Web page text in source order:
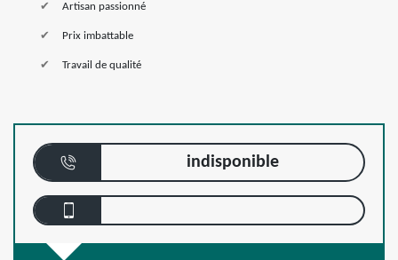
Artisan passionné
Prix imbattable
Travail de qualité
indisponible